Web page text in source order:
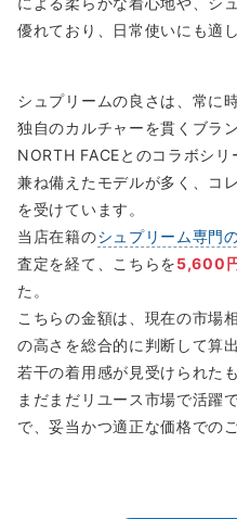
優れており、日常使いにも適
シュプリームの良さは、常に
独自のカルチャーを貫くブラ
NORTH FACEとのコラボシ
兼ね備えたモデルが多く、コ
を受けています。
当店在籍のシュプリーム専門
査定を経て、こちらを5,600
た。
こちらの金額は、現在の市場
の高さを総合的に判断して算
若干の着用感が見受けられた
まだまだリユース市場で活躍
で、妥当かつ適正な価格での